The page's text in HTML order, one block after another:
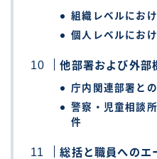
組織レベルにお
個人レベルにお
他部署および外部
庁内関連部署と
警察・児童相談
件
総括と職員へのエ